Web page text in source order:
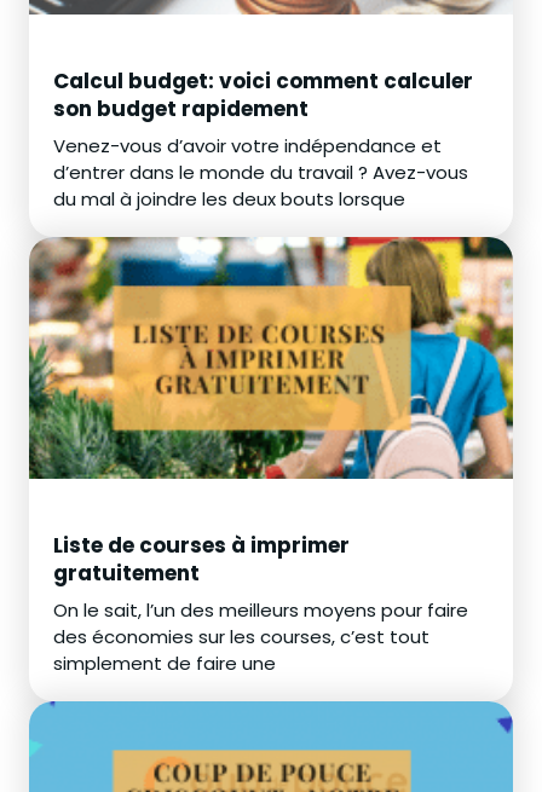
Calcul budget: voici comment calculer
son budget rapidement
Venez-vous d’avoir votre indépendance et
d’entrer dans le monde du travail ? Avez-vous
du mal à joindre les deux bouts lorsque
Liste de courses à imprimer
gratuitement
On le sait, l’un des meilleurs moyens pour faire
des économies sur les courses, c’est tout
simplement de faire une